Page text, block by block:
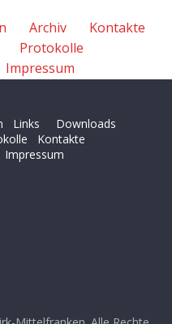
Archiv
Kontakte
Protokolle
Impressum
Links
Downloads
Kontakte
Impressum